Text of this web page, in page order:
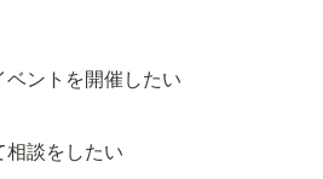
ントを開催したい
相談をしたい